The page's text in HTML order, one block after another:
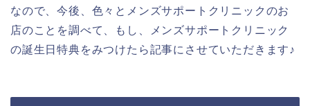
なので、今後、色々とメンズサポートクリニックのお
店のことを調べて、もし、メンズサポートクリニック
の誕生日特典をみつけたら記事にさせていただきます♪